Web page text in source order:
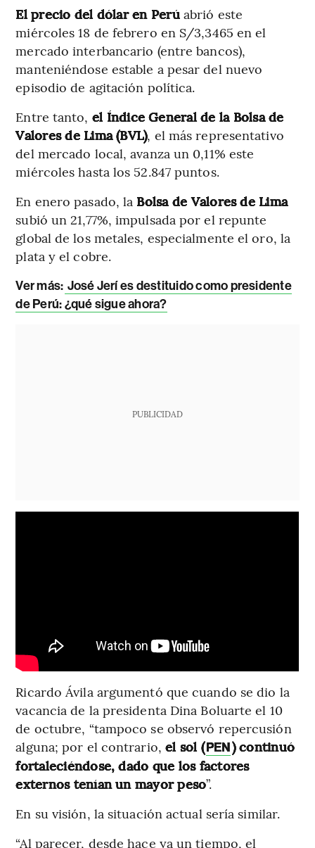
El precio del dólar en Perúabrió este
miércoles 18 de febrero en S/3,3465 en el
mercado interbancario (entre bancos),
manteniéndose estable a pesar del nuevo
episodio de agitación política.
Entre tanto, el Índice General de la Bolsa de
Valores de Lima (BVL), el más representativo
del mercado local, avanza un 0,11% este
miércoles hasta los 52.847 puntos.
En enero pasado, la Bolsa de Valores de Lima
subió un 21,77%, impulsada por el repunte
global de los metales, especialmente el oro, la
plata y el cobre.
Ver más: José Jerí es destituido como presidente
de Perú: ¿qué sigue ahora?
PUBLICIDAD
Ricardo Ávila argumentó que cuando se dio la
vacancia de la presidenta Dina Boluarte el 10
de octubre, “tampoco se observó repercusión
alguna; por el contrario, el sol (PEN) continuó
fortaleciéndose, dado que los factores
externos tenían un mayor peso”.
En su visión, la situación actual sería similar.
“Al parecer, desde hace ya un tiempo, el